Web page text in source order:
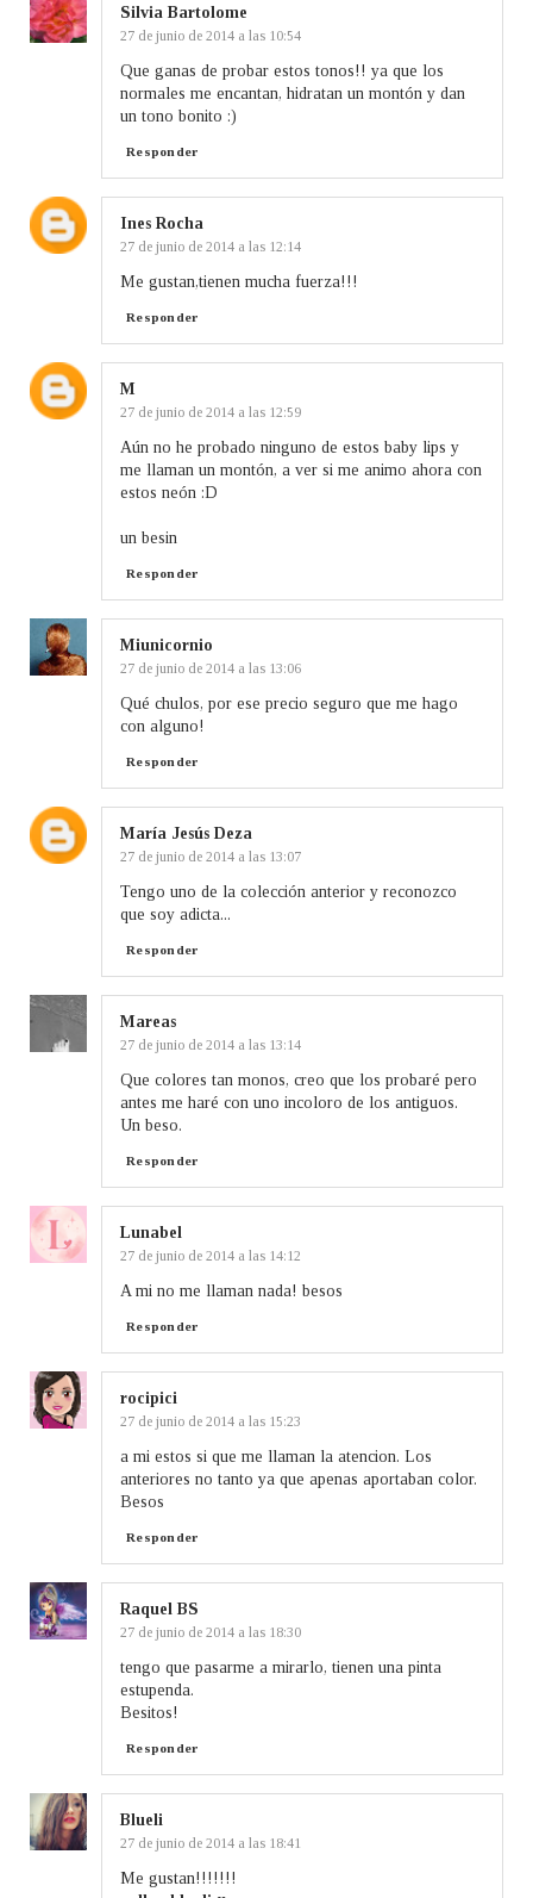
Silvia Bartolome
27 de junio de 2014 a las 10:54
Que ganas de probar estos tonos!! ya que los
normales me encantan, hidratan un montón y dan
un tono bonito :)
Responder
Ines Rocha
27 de junio de 2014 a las 12:14
Me gustan,tienen mucha fuerza!!!
Responder
M
27 de junio de 2014 a las 12:59
Aún no he probado ninguno de estos baby lips y
me llaman un montón, a ver si me animo ahora con
estos neón :D
un besin
Responder
Miunicornio
27 de junio de 2014 a las 13:06
Qué chulos, por ese precio seguro que me hago
con alguno!
Responder
María Jesús Deza
27 de junio de 2014 a las 13:07
Tengo uno de la colección anterior y reconozco
que soy adicta...
Responder
Mareas
27 de junio de 2014 a las 13:14
Que colores tan monos, creo que los probaré pero
antes me haré con uno incoloro de los antiguos.
Un beso.
Responder
Lunabel
27 de junio de 2014 a las 14:12
A mi no me llaman nada! besos
Responder
rocipici
27 de junio de 2014 a las 15:23
a mi estos si que me llaman la atencion. Los
anteriores no tanto ya que apenas aportaban color.
Besos
Responder
Raquel BS
27 de junio de 2014 a las 18:30
tengo que pasarme a mirarlo, tienen una pinta
estupenda.
Besitos!
Responder
Blueli
27 de junio de 2014 a las 18:41
Me gustan!!!!!!!